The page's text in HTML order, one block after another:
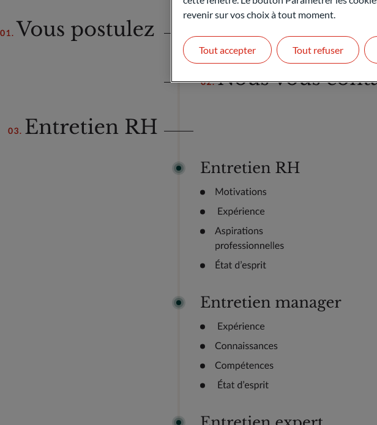
revenir sur vos choix à tout moment.
Tout refuser
Tout accepter